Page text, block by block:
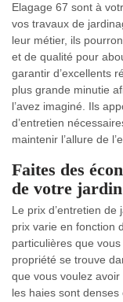
Elagage 67 sont à
vos travaux de
leur métier, ils
et de qualité pour
garantir d’excellents
plus grande minutie
l’avez imaginé. Ils
d’entretien
maintenir l’allure de
Faites des
de votre
Le prix d’entretien de
prix varie en fonction
particulières que
propriété se trouve
que vous voulez
les haies sont